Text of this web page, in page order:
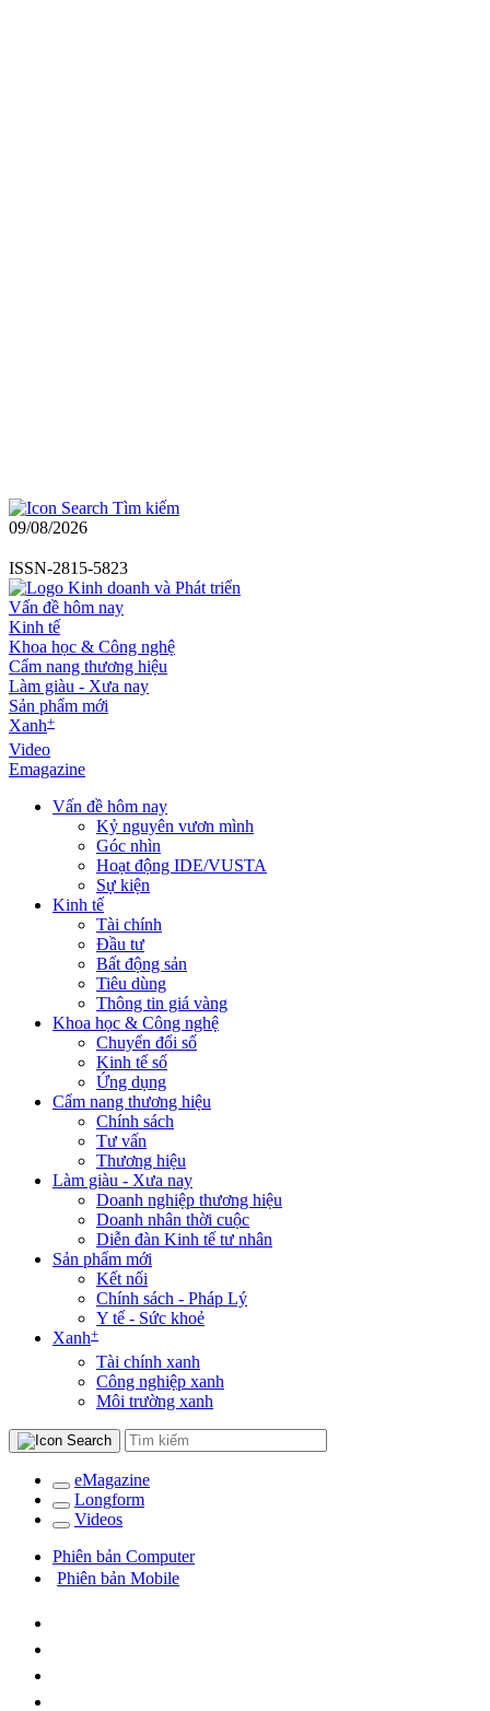
Tìm kiếm
09/08/2026
ISSN-2815-5823
Vấn đề hôm nay
Kinh tế
Khoa học & Công nghệ
Cẩm nang thương hiệu
Làm giàu - Xưa nay
Sản phẩm mới
Xanh+
Video
Emagazine
Vấn đề hôm nay
Kỷ nguyên vươn mình
Góc nhìn
Hoạt động IDE/VUSTA
Sự kiện
Kinh tế
Tài chính
Đầu tư
Bất động sản
Tiêu dùng
Thông tin giá vàng
Khoa học & Công nghệ
Chuyển đổi số
Kinh tế số
Ứng dụng
Cẩm nang thương hiệu
Chính sách
Tư vấn
Thương hiệu
Làm giàu - Xưa nay
Doanh nghiệp thương hiệu
Doanh nhân thời cuộc
Diễn đàn Kinh tế tư nhân
Sản phẩm mới
Kết nối
Chính sách - Pháp Lý
Y tế - Sức khoẻ
Xanh+
Tài chính xanh
Công nghiệp xanh
Môi trường xanh
eMagazine
Longform
Videos
Phiên bản Computer
Phiên bản Mobile